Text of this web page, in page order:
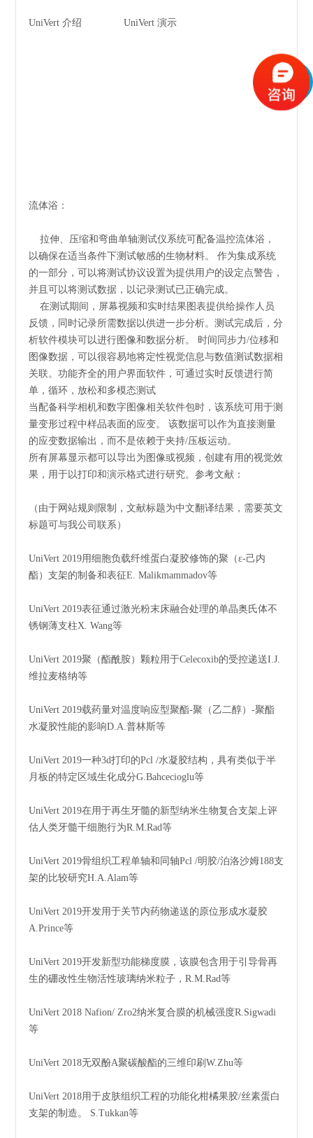
UniVert 介绍 UniVert 演示
流体浴：
拉伸、压缩和弯曲单轴测试仪系统可配备温控流体浴，
以确保在适当条件下测试敏感的生物材料。 作为集成系统
的一部分，可以将测试协议设置为提供用户的设定点警告，
并且可以将测试数据，以记录测试已正确完成。
在测试期间，屏幕视频和实时结果图表提供给操作人员
反馈，同时记录所需数据以供进一步分析。测试完成后，分
析软件模块可以进行图像和数据分析。 时间同步力/位移和
图像数据，可以很容易地将定性视觉信息与数值测试数据相
关联。功能齐全的用户界面软件，可通过实时反馈进行简
单，循环，放松和多模态测试
当配备科学相机和数字图像相关软件包时，该系统可用于测
量变形过程中样品表面的应变。 该数据可以作为直接测量
的应变数据输出，而不是依赖于夹持/压板运动。
所有屏幕显示都可以导出为图像或视频，创建有用的视觉效
果，用于以打印和演示格式进行研究。参考文献：
（由于网站规则限制，文献标题为中文翻译结果，需要英文
标题可与我公司联系）
UniVert 2019用细胞负载纤维蛋白凝胶修饰的聚（ε-己内
酯）支架的制备和表征E. Malikmammadov等
UniVert 2019表征通过激光粉末床融合处理的单晶奥氏体不
锈钢薄支柱X. Wang等
UniVert 2019聚（酯酰胺）颗粒用于Celecoxib的受控递送I.J.
维拉麦格纳等
UniVert 2019载药量对温度响应型聚酯-聚（乙二醇）-聚酯
水凝胶性能的影响D.A.普林斯等
UniVert 2019一种3d打印的Pcl /水凝胶结构，具有类似于半
月板的特定区域生化成分G.Bahcecioglu等
UniVert 2019在用于再生牙髓的新型纳米生物复合支架上评
估人类牙髓干细胞行为R.M.Rad等
UniVert 2019骨组织工程单轴和同轴Pcl /明胶/泊洛沙姆188支
架的比较研究H.A.Alam等
UniVert 2019开发用于关节内药物递送的原位形成水凝胶
A.Prince等
UniVert 2019开发新型功能梯度膜，该膜包含用于引导骨再
生的硼改性生物活性玻璃纳米粒子，R.M.Rad等
UniVert 2018 Nafion/ Zro2纳米复合膜的机械强度R.Sigwadi
等
UniVert 2018无双酚A聚碳酸酯的三维印刷W.Zhu等
UniVert 2018用于皮肤组织工程的功能化柑橘果胶/丝素蛋白
支架的制造。 S.Tukkan等